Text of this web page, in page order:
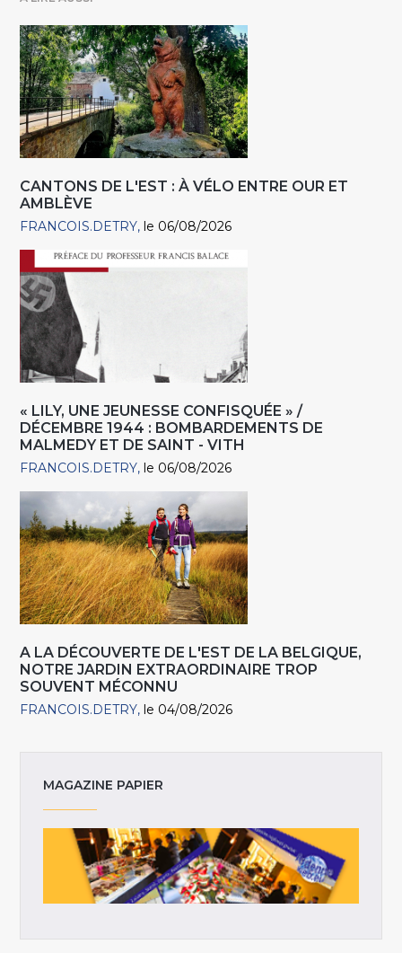
CANTONS DE L'EST : À VÉLO ENTRE OUR ET
AMBLÈVE
FRANCOIS.DETRY le 06/08/2026
« LILY, UNE JEUNESSE CONFISQUÉE » /
DÉCEMBRE 1944 : BOMBARDEMENTS DE
MALMEDY ET DE SAINT - VITH
FRANCOIS.DETRY le 06/08/2026
A LA DÉCOUVERTE DE L'EST DE LA BELGIQUE,
NOTRE JARDIN EXTRAORDINAIRE TROP
SOUVENT MÉCONNU
FRANCOIS.DETRY le 04/08/2026
MAGAZINE PAPIER